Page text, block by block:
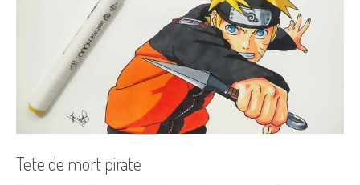
Tete de mort pirate